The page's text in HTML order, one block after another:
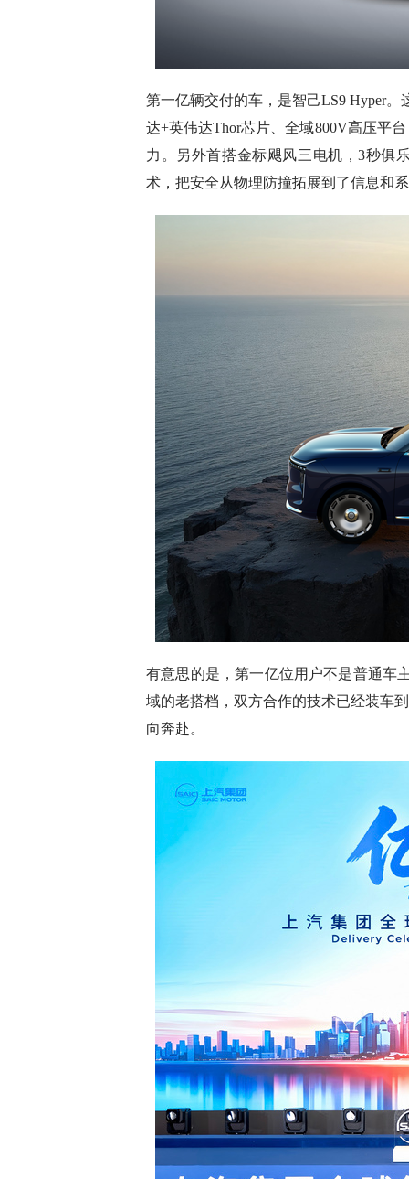
第一亿辆交付的车，是智己LS9 Hyper
达+英伟达Thor芯片、全域800V高压平
力。另外首搭金标飓风三电机，3秒俱
术，把安全从物理防撞拓展到了信息
有意思的是，第一亿位用户不是普通车
域的老搭档，双方合作的技术已经装车
向奔赴。